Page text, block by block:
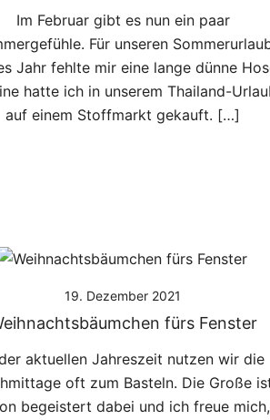
Im Februar gibt es nun ein paar
Für unseren
Jahr fehlte mir eine lange dünne
hatte ich in unserem Thailand-
auf einem Stoffmarkt gekauft. […]
19. Dezember 2021
fürs Fenster
aktuellen Jahreszeit nutzen wir die
oft zum Basteln. Die Große
begeistert dabei und ich freue mich,